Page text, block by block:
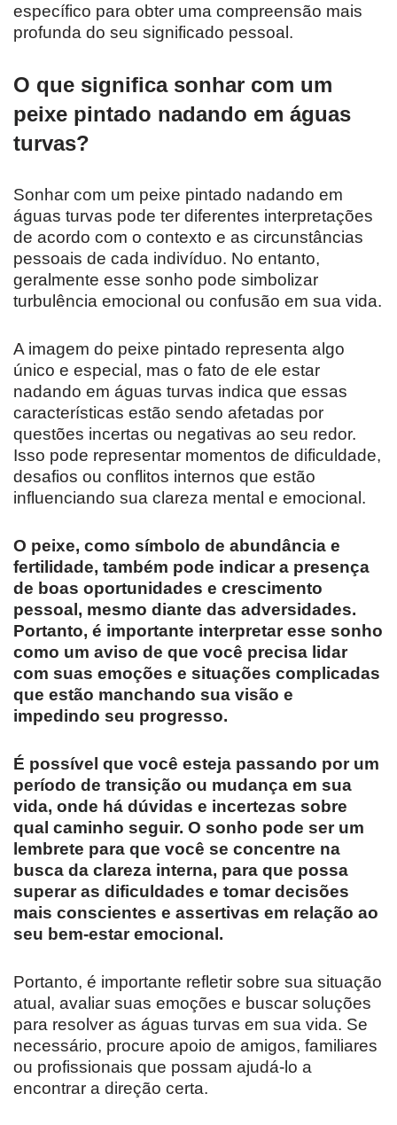
específico para obter uma compreensão mais
profunda do seu significado pessoal.
O que significa sonhar com um
peixe pintado nadando em águas
turvas?
Sonhar com um peixe pintado nadando em
águas turvas pode ter diferentes interpretações
de acordo com o contexto e as circunstâncias
pessoais de cada indivíduo. No entanto,
geralmente esse sonho pode simbolizar
turbulência emocional ou confusão em sua vida.
A imagem do peixe pintado representa algo
único e especial, mas o fato de ele estar
nadando em águas turvas indica que essas
características estão sendo afetadas por
questões incertas ou negativas ao seu redor.
Isso pode representar momentos de dificuldade,
desafios ou conflitos internos que estão
influenciando sua clareza mental e emocional.
O peixe, como símbolo de abundância e
fertilidade, também pode indicar a presença
de boas oportunidades e crescimento
pessoal, mesmo diante das adversidades.
Portanto, é importante interpretar esse sonho
como um aviso de que você precisa lidar
com suas emoções e situações complicadas
que estão manchando sua visão e
impedindo seu progresso.
É possível que você esteja passando por um
período de transição ou mudança em sua
vida, onde há dúvidas e incertezas sobre
qual caminho seguir. O sonho pode ser um
lembrete para que você se concentre na
busca da clareza interna, para que possa
superar as dificuldades e tomar decisões
mais conscientes e assertivas em relação ao
seu bem-estar emocional.
Portanto, é importante refletir sobre sua situação
atual, avaliar suas emoções e buscar soluções
para resolver as águas turvas em sua vida. Se
necessário, procure apoio de amigos, familiares
ou profissionais que possam ajudá-lo a
encontrar a direção certa.